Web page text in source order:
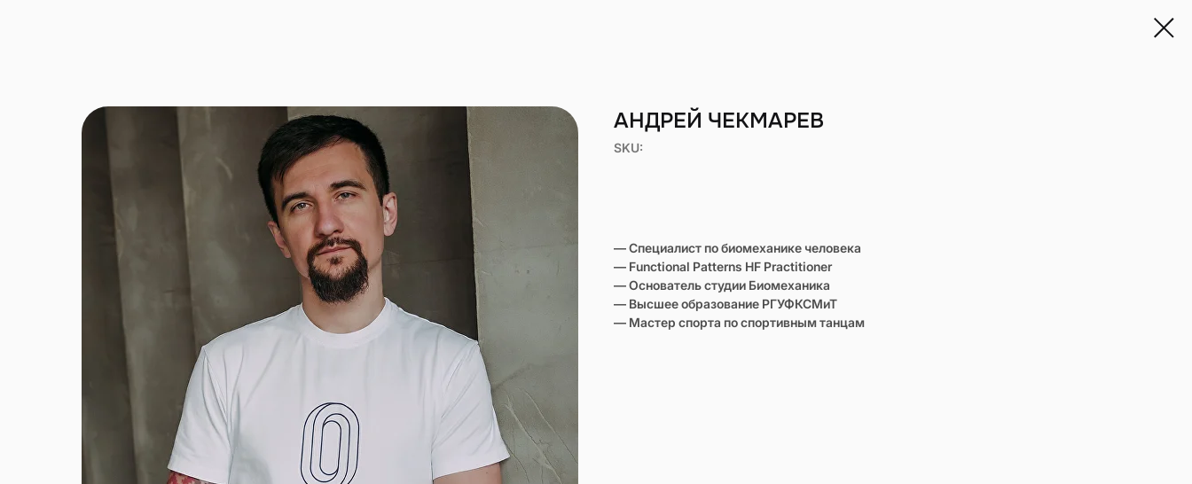
АНДРЕЙ ЧЕКМАРЕВ
SKU:
— Специалист по биомеханике человека
— Functional Patterns HF Practitioner
— Основатель студии Биомеханика
— Высшее образование РГУФКСМиТ
— Мастер спорта по спортивным танцам